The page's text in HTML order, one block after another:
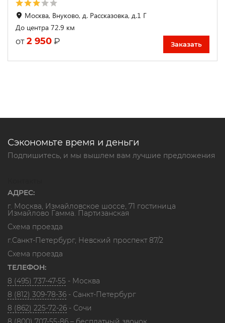
Москва, Внуково, д. Рассказовка, д.1 Г
До центра 72.9 км
от 2 950 ₽ Заказать
Сэкономьте время и деньги
Подпишитесь, и мы вышлем вам лучшие предложения
АДРЕС:
г. Москва, Измайловское шоссе, 71 гостиница
Измайлово Гамма. Партизанская
Схема проезда
г.Санкт-Петербург, Невский проспект 87/2
Схема проезда
ТЕЛЕФОН:
8 (495) 737-47-55 - Москва
8 (812) 309-78-36 - Санкт-Петербург
8 (862) 225-72-26 - Сочи